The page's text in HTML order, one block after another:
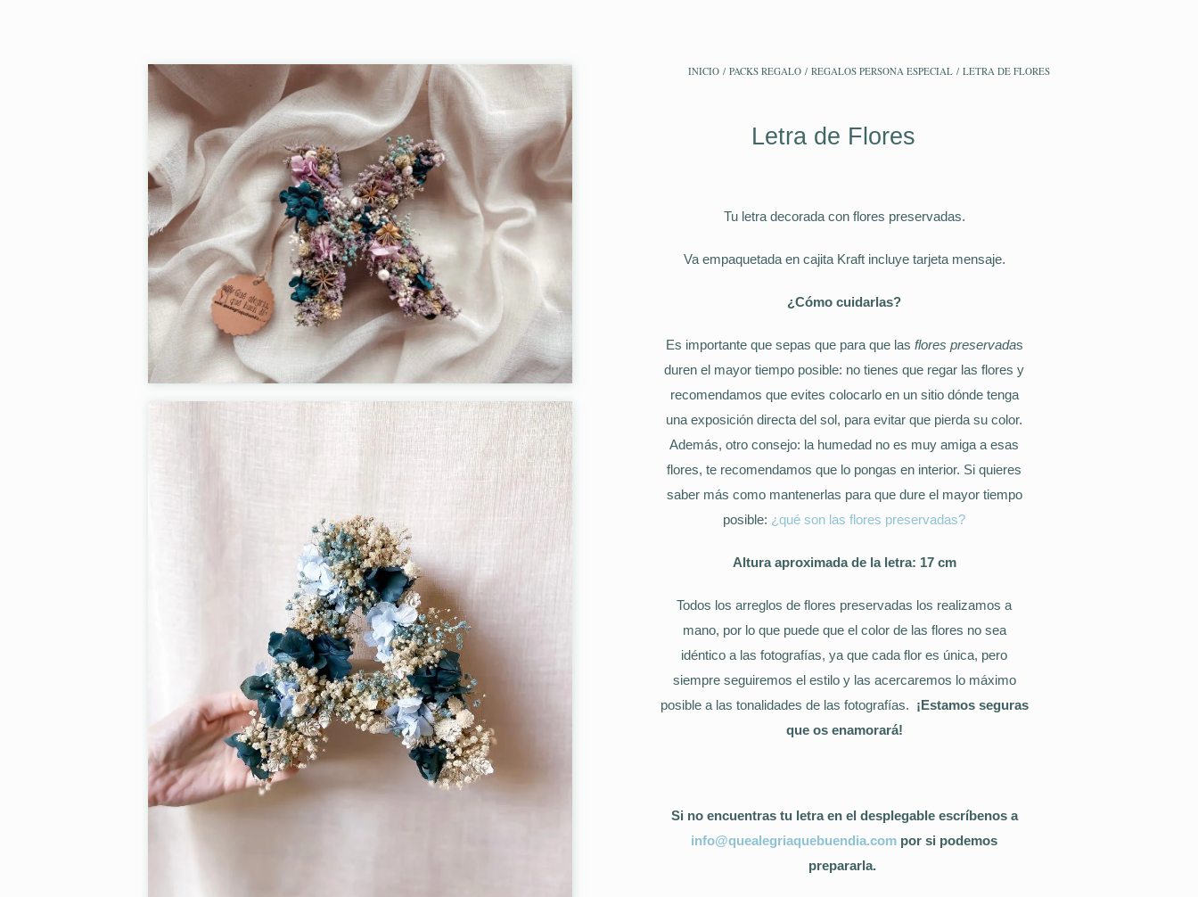
INICIO/ PACKS REGALO/ REGALOS PERSONA ESPECIAL/ LETRA DE FLORES
Letra de Flores
Tu letra decorada con flores preservadas.
Va empaquetada en cajita Kraft incluye tarjeta mensaje.
¿Cómo cuidarlas?
Es importante que sepas que para que las flores preservadas
duren el mayor tiempo posible: no tienes que regar las flores y
recomendamos que evites colocarlo en un sitio dónde tenga
una exposición directa del sol, para evitar que pierda su color.
Además, otro consejo: la humedad no es muy amiga a esas
flores, te recomendamos que lo pongas en interior. Si quieres
saber más como mantenerlas para que dure el mayor tiempo
posible: ¿qué son las flores preservadas?
Altura aproximada de la letra: 17 cm
Todos los arreglos de flores preservadas los realizamos a
mano, por lo que puede que el color de las flores no sea
idéntico a las fotografías, ya que cada flor es única, pero
siempre seguiremos el estilo y las acercaremos lo máximo
posible a las tonalidades de las fotografías. ¡Estamos seguras
que os enamorará!
Si no encuentras tu letra en el desplegable escríbenos a
info@quealegriaquebuendia.com por si podemos
prepararla.